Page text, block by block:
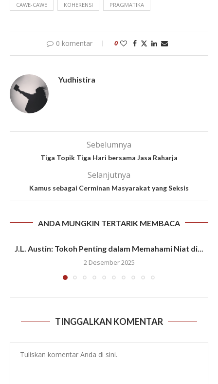
CAWE-CAWE KOHERENSI PRAGMATIKA
0 komentar 0
Yudhistira
Sebelumnya
Tiga Topik Tiga Hari bersama Jasa Raharja
Selanjutnya
Kamus sebagai Cerminan Masyarakat yang Seksis
ANDA MUNGKIN TERTARIK MEMBACA
J.L. Austin: Tokoh Penting dalam Memahami Niat di...
2 Desember 2025
TINGGALKAN KOMENTAR